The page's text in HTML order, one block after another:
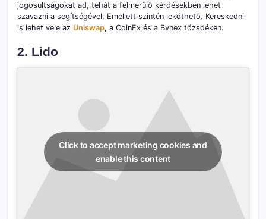
jogosultságokat ad, tehát a felmerülő kérdésekben lehet
szavazni a segítségével. Emellett szintén leköthető. Kereskedni
is lehet vele az Uniswap, a CoinEx és a Bvnex tőzsdéken.
2. Lido
Click to accept marketing cookies and
enable this content